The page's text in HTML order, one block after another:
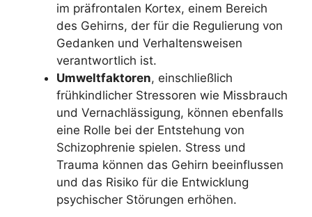
im präfrontalen Kortex, einem Bereich
des Gehirns, der für die Regulierung von
Gedanken und Verhaltensweisen
verantwortlich ist.
Umweltfaktoren, einschließlich
frühkindlicher Stressoren wie Missbrauch
und Vernachlässigung, können ebenfalls
eine Rolle bei der Entstehung von
Schizophrenie spielen. Stress und
Trauma können das Gehirn beeinflussen
und das Risiko für die Entwicklung
psychischer Störungen erhöhen.